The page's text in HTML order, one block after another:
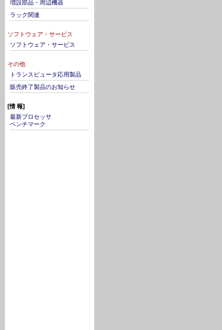
増設部品・周辺機器
ラック関連
ソフトウェア・サービス
ソフトウェア・サービス
その他
トランスピュータ応用製品
販売終了製品のお知らせ
[情 報]
最新プロセッサ
ベンチマーク